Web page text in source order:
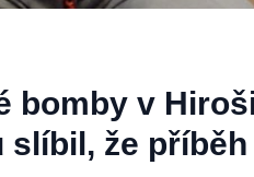
bomby v
slíbil, že